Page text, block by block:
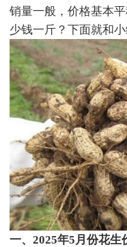
销量一般，价格基本
少钱一斤？下面就和小
一、2025年5月份花生